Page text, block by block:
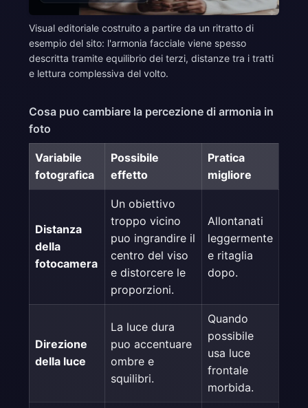
Visual editoriale costruito a partire da un ritratto di
esempio del sito: l'armonia facciale viene spesso
descritta tramite equilibrio dei terzi, distanze tra i tratti
e lettura complessiva del volto.
Cosa puo cambiare la percezione di armonia in
foto
Variabile
fotografica
Possibile
effetto
Pratica
migliore
Distanza
della
fotocamera
Un obiettivo
troppo vicino
puo ingrandire il
centro del viso
e distorcere le
proporzioni.
Allontanati
leggermente
e ritaglia
dopo.
Direzione
della luce
La luce dura
puo accentuare
ombre e
squilibri.
Quando
possibile
usa luce
frontale
morbida.